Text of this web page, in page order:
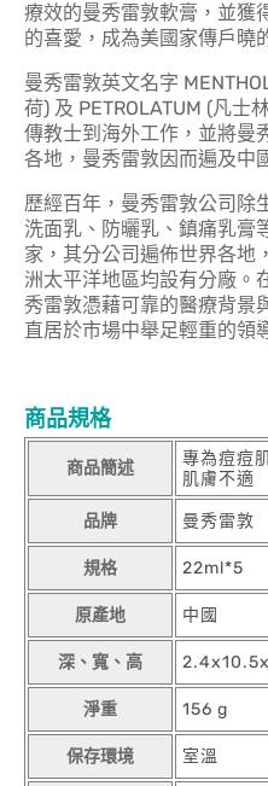
療效的曼秀雷敦軟膏，並獲
的喜愛，成為美國家傳戶曉
曼秀雷敦英文名字
荷) 及 PETROLATUM (凡士
傳教士到海外工作，並將曼
各地，曼秀雷敦因而遍及中
歷經百年，曼秀雷敦公司除
洗面乳、防曬乳、鎮痛乳膏
家，其分公司遍佈世界各地
洲太平洋地區均設有分廠。
秀雷敦憑藉可靠的醫療背景
直居於市場中舉足輕重的領
商品規格
商品簡述
專為痘痘
肌膚不適
品牌 曼秀雷敦
規格 22ml*5
原產地 中國
深、寬、高
淨重 156 g
保存環境 室溫